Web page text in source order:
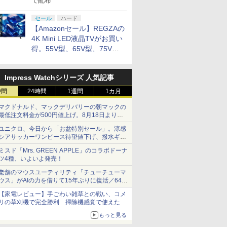
セール ハード
【Amazonセール】REGZAの
4K Mini LED液晶TVがお買い
得。55V型、65V型、75V型
ップ
Impress Watchシリーズ 人気記事
24時間 1週間 1カ月
クドナルド、マックデリバリーの朝マックの
低注文料金が500円値上げ。8月18日より
円から受付
ニクロ、今日から「お盆特別セール」。涼感
アサッカーワンピース待望値下げ、撥水ギア
ョーツは1990円に
スド「Mrs. GREEN APPLE」のコラボドーナ
4種、いよいよ発売！
舗のマウスユーティリティ「チューチューマ
ス」がAIの力を借りて15年ぶりに復活／64bit
、Windows 10/11、「Chrome」も走り回
。復活記念で2026年末まで500円
家電レビュー】手ごわい雑草との戦い、コメ
の草刈機で完全勝利 掃除機感覚で使えた
もっと見る